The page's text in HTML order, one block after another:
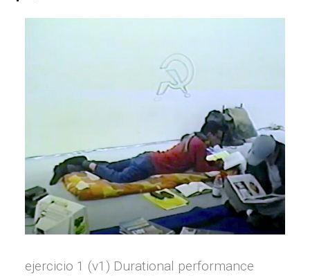
ejercicio 1 (v1) Durational performance